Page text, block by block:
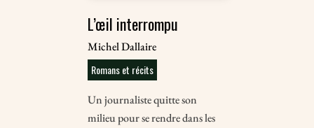
L’œil interrompu
Michel Dallaire
Romans et récits
Un journaliste quitte son
milieu pour se rendre dans les